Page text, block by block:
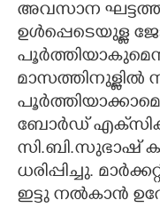
CARTOONS
LITERATURE
ZOOM
CONTACT US
അവസാന
ഉൾപ്പെടെയുള്ള
മാസത്തിനുള്ളിൽ
ബോർഡ്
സി.ബി.സുഭാഷ്
ധരിപ്പിച്ചു.
ഇട്ടു നൽകാൻ